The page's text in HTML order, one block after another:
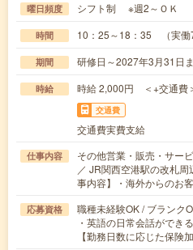
曜日頻度 シフト制 ※週2～ＯＫ
時間 10：25～18：35 （実働
期間 研修日～2027年3月31日
時給 時給 2,000円 ＜+交通
交通費
交通費実費支給
仕事内容
その他営業・販売・サー
／ JR関西空港駅の改札
事内容】・海外からのお
応募資格
職種未経験OK / ブランク
・英語の日常会話ができ
【勤務日数に応じた保